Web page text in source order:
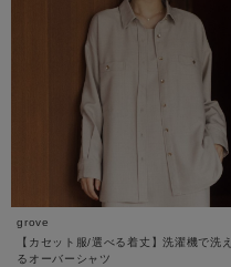
grove
【カセット服/選べる着丈】洗濯機で洗え
るオーバーシャツ